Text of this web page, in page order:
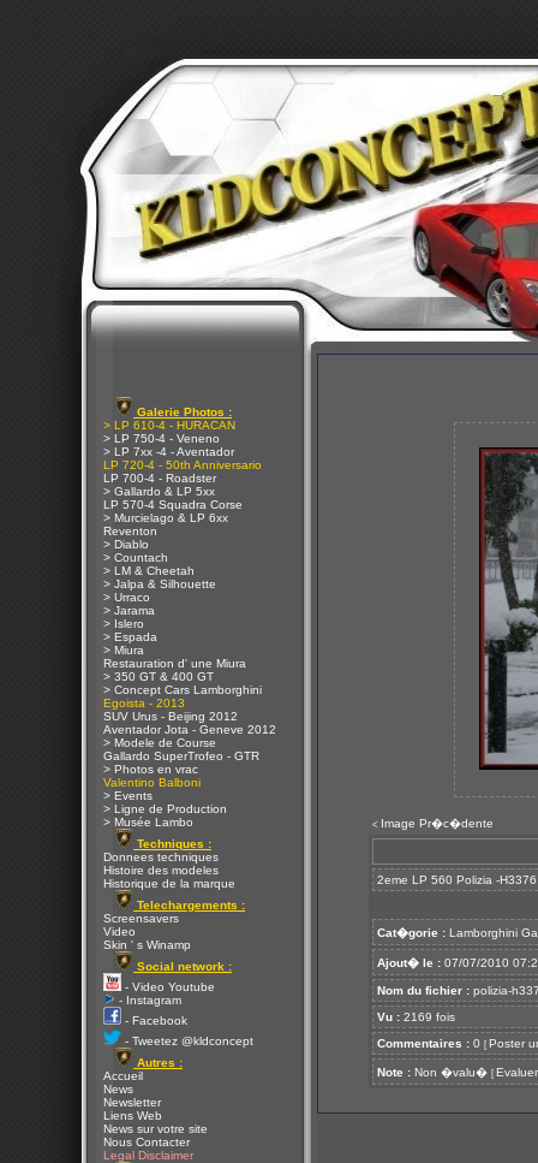
Galerie Photos :
> LP 610-4 - HURACAN
> LP 750-4 - Veneno
> LP 7xx -4 - Aventador
LP 720-4 - 50th Anniversario
LP 700-4 - Roadster
> Gallardo & LP 5xx
LP 570-4 Squadra Corse
> Murcielago & LP 6xx
Reventon
> Diablo
> Countach
> LM & Cheetah
> Jalpa & Silhouette
> Urraco
> Jarama
> Islero
> Espada
> Miura
Restauration d' une Miura
> 350 GT & 400 GT
> Concept Cars Lamborghini
Egoista - 2013
SUV Urus - Beijing 2012
Aventador Jota - Geneve 2012
> Modele de Course
Gallardo SuperTrofeo - GTR
> Photos en vrac
Valentino Balboni
> Events
> Ligne de Production
> Musée Lambo
Techniques :
Donnees techniques
Histoire des modeles
Historique de la marque
Telechargements :
Screensavers
Video
Skin ' s Winamp
Social network :
- Video Youtube
- Instagram
- Facebook
- Tweetez @kldconcept
Autres :
Accueil
News
Newsletter
Liens Web
News sur votre site
Nous Contacter
Legal Disclaimer
< Image Pr�c�dente
2eme LP 560 Polizia -
Cat�gorie : Lamborghini
Ajout� le : 07/07/2010
Nom du fichier : polizia-
Vu : 2169 fois
Commentaires : 0 [ Poster
Note : Non �valu� [ Evaluer